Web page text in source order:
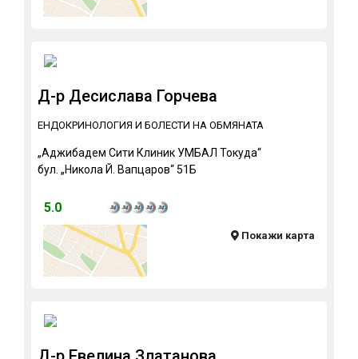
Д-р Десислава Горчева
ЕНДОКРИНОЛОГИЯ И БОЛЕСТИ НА ОБМЯНАТА
„Аджибадем Сити Клиник УМБАЛ Токуда“
бул. „Никола Й. Вапцаров“ 51Б
5.0
Покажи карта